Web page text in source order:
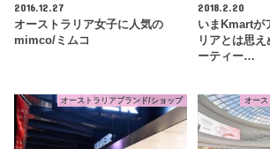
2016.12.27
オーストラリア女子に人気の
mimco/ミムコ
2018.2.20
いまKmartが
リアとは思
ーティー…
オーストラリアブランド/ショップ オース